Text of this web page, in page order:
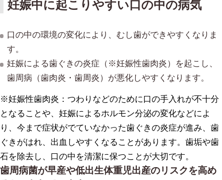
妊娠中に起こりやすい口の中の病気
口の中の環境の変化により、むし歯ができやすくなりま
す。
妊娠による歯ぐきの炎症（※妊娠性歯肉炎）を起こし、
歯周病（歯肉炎・歯周炎）が悪化しやすくなります。
※妊娠性歯肉炎： つわりなどのために口の手入れが不十分
となることや、妊娠によるホルモン分泌の変化などによ
り、今まで症状がでていなかった歯ぐきの炎症が進み、歯
ぐきがはれ、出血しやすくなることがあります。歯垢や歯
石を除去し、口の中を清潔に保つことが大切です。
歯周病菌が早産や低出生体重児出産のリスクを高め